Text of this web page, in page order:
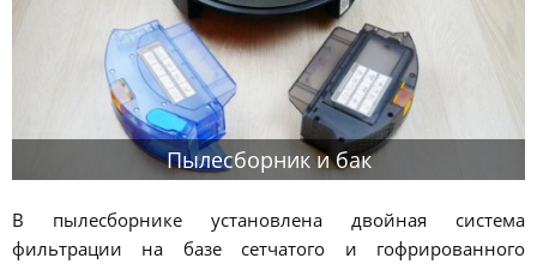
Пылесборник и бак
В пылесборнике установлена двойная система
фильтрации на базе сетчатого и гофрированного